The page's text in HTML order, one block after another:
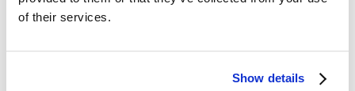
of their services.
Show details

ul. Organizacji WiN 83/7